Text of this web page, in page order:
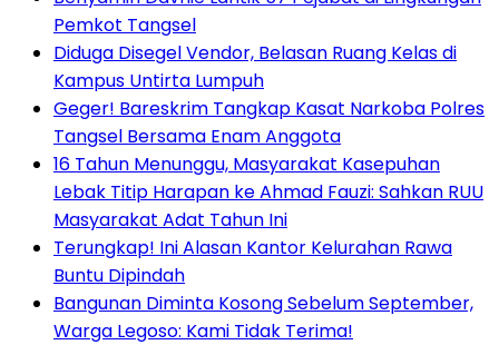
Pemkot Tangsel
Diduga Disegel Vendor, Belasan Ruang Kelas di
Kampus Untirta Lumpuh
Geger! Bareskrim Tangkap Kasat Narkoba Polres
Tangsel Bersama Enam Anggota
16 Tahun Menunggu, Masyarakat Kasepuhan
Lebak Titip Harapan ke Ahmad Fauzi: Sahkan RUU
Masyarakat Adat Tahun Ini
Terungkap! Ini Alasan Kantor Kelurahan Rawa
Buntu Dipindah
Bangunan Diminta Kosong Sebelum September,
Warga Legoso: Kami Tidak Terima!